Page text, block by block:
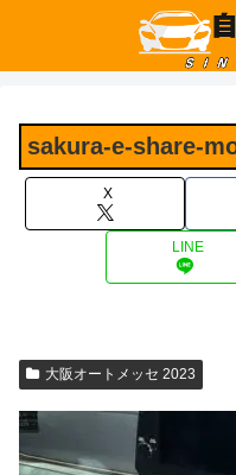
sakura-e-share-
X
LINE
大阪オートメッセ 2023